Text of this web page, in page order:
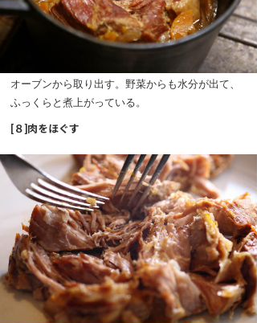
オーブンから取り出す。野菜からも水分が出て、
ふっくらと煮上がっている。
[８]肉をほぐす